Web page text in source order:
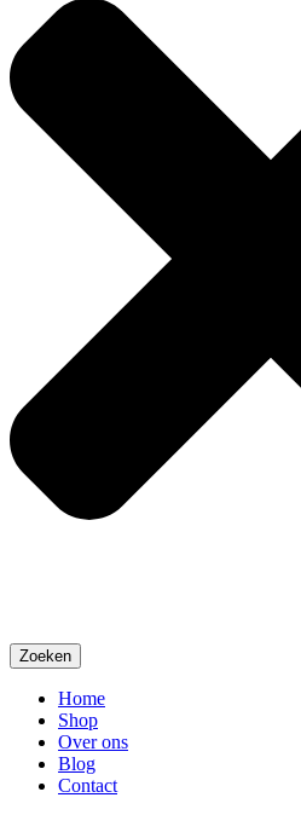
Zoeken
Home
Shop
Over ons
Blog
Contact